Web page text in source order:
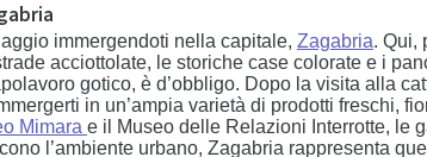
immergendoti nella capitale, Zagabria. Qui,
acciottolate, le storiche case colorate e i
gotico, è d’obbligo. Dopo la visita alla
in un’ampia varietà di prodotti freschi,
Mimara e il Museo delle Relazioni Interrotte, le
l’ambiente urbano, Zagabria rappresenta